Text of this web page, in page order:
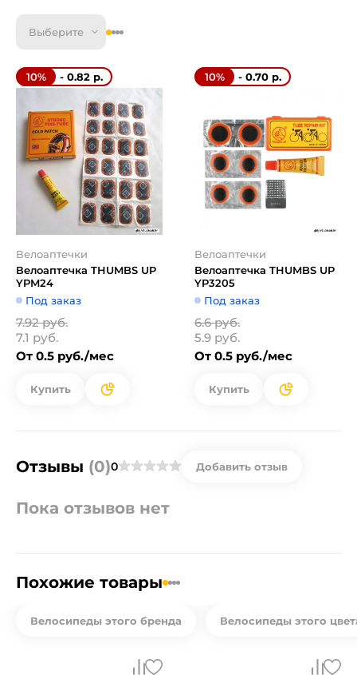
Выберите
10% - 0.82 р.
Велоаптечки
Велоаптечка THUMBS UP
YPM24
Под заказ
7.92 руб.
7.1 руб.
От 0.5 руб./мес
Купить
10% - 0.70 р.
Велоаптечки
Велоаптечка THUMBS UP
YP3205
Под заказ
6.6 руб.
5.9 руб.
От 0.5 руб./мес
Купить
Отзывы (0)0 Добавить отзыв
Пока отзывов нет
Похожие товары
Велосипеды этого бренда Велосипеды этого